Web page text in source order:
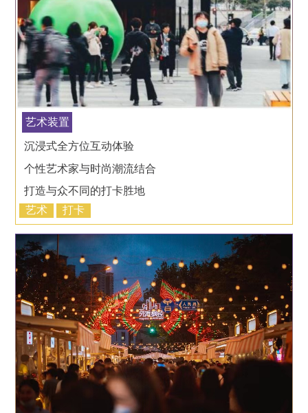
艺术装置
沉浸式全方位互动体验
个性艺术家与时尚潮流结合
打造与众不同的打卡胜地
艺术
打卡